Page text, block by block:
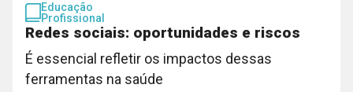
Educação
Profissional
Redes sociais: oportunidades e riscos
É essencial refletir os impactos dessas
ferramentas na saúde